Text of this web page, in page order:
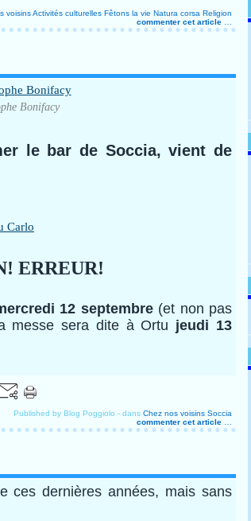
voisinsActivités culturelles Fêtons la vie Natura corsa Religion
commenter cet article
Bonifacy
le bar de Soccia, vient de
ERREUR!
12 septembre(et non pas
messe sera dite à Ortu jeudi 13
Published by Blog Poggiolo - dans Chez nos voisins Soccia
commenter cet article
ces dernières années, mais sans